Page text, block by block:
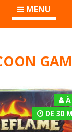
MENU
DE 30